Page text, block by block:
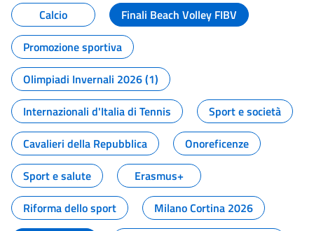
Calcio
Finali Beach Volley FIBV
Promozione sportiva
Olimpiadi Invernali 2026 (1)
Internazionali d'Italia di Tennis
Sport e società
Cavalieri della Repubblica
Onoreficenze
Sport e salute
Erasmus+
Riforma dello sport
Milano Cortina 2026